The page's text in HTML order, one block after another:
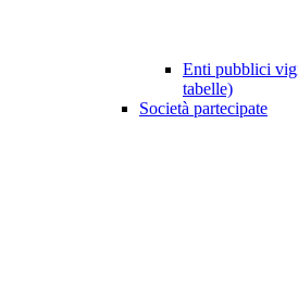
Enti pubblici
tabelle)
Società partecipate